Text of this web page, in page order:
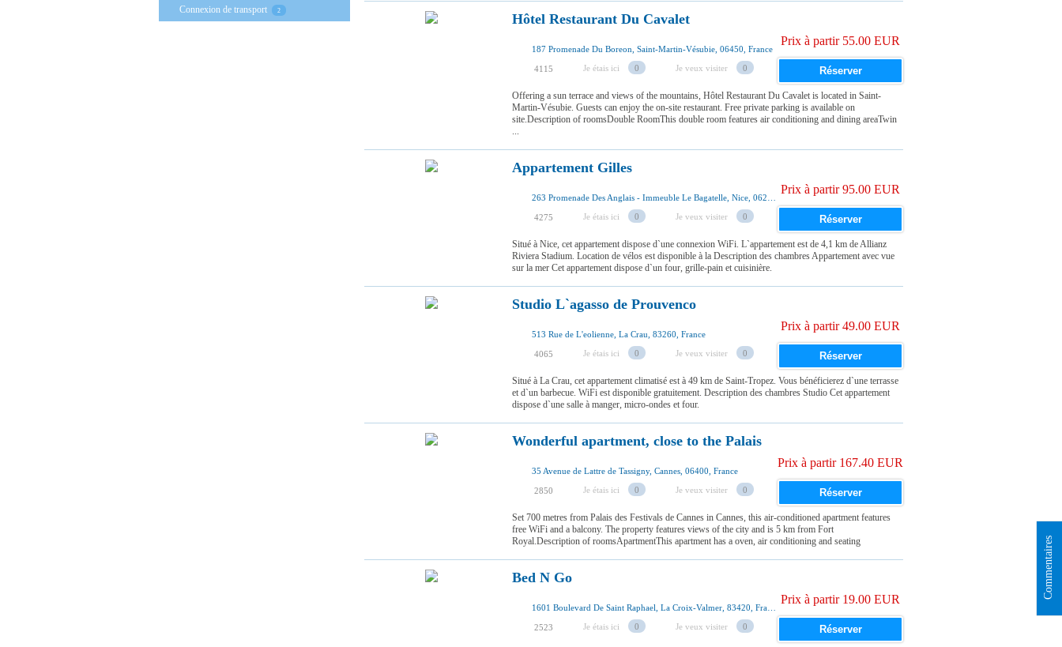
Hôtel Restaurant Du Cavalet
187 Promenade Du Boreon, Saint-Martin-Vésubie, 06450, France
4115 Je étais ici 0 Je veux visiter 0
Prix à partir 55.00 EUR
Réserver
Offering a sun terrace and views of the mountains, Hôtel Restaurant Du Cavalet is located in Saint-
Martin-Vésubie. Guests can enjoy the on-site restaurant. Free private parking is available on
site.Description of roomsDouble RoomThis double room features air conditioning and dining areaTwin
...
Appartement Gilles
4275 Je étais ici 0 Je veux visiter 0
Prix à partir 95.00 EUR
Réserver
Situé à Nice, cet appartement dispose d`une connexion WiFi. L`appartement est de 4,1 km de Allianz
Riviera Stadium. Location de vélos est disponible à la Description des chambres Appartement avec vue
sur la mer Cet appartement dispose d`un four, grille-pain et cuisinière.
Studio L`agasso de Prouvenco
513 Rue de L'eolienne, La Crau, 83260, France
4065 Je étais ici 0 Je veux visiter 0
Prix à partir 49.00 EUR
Réserver
Situé à La Crau, cet appartement climatisé est à 49 km de Saint-Tropez. Vous bénéficierez d`une terrasse
et d`un barbecue. WiFi est disponible gratuitement. Description des chambres Studio Cet appartement
dispose d`une salle à manger, micro-ondes et four.
Wonderful apartment, close to the Palais
35 Avenue de Lattre de Tassigny, Cannes, 06400, France
2850 Je étais ici 0 Je veux visiter 0
Prix à partir 167.40 EUR
Réserver
Set 700 metres from Palais des Festivals de Cannes in Cannes, this air-conditioned apartment features
free WiFi and a balcony. The property features views of the city and is 5 km from Fort
Royal.Description of roomsApartmentThis apartment has a oven, air conditioning and seating
Bed N Go
2523 Je étais ici 0 Je veux visiter 0
Prix à partir 19.00 EUR
Réserver
Connexion de transport 2
Commentaires